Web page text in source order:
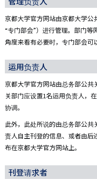
京都大学官方网站由京都大学
“专门部会”）进行管理。部门
角度来看有必要时，专门部会可
运用负责人
京都大学官方网站由总务部公
关部门应设置1名运用负责人，
协调。
此外，此处所说的由总务部公
责人自主刊登的信息、或者由
布在京都大学官方网站上。
刊登请求者